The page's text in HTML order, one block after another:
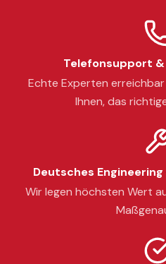
Telefonsupport
Echte Experten
Ihnen, das
Deutsches
Wir legen höchsten Wert